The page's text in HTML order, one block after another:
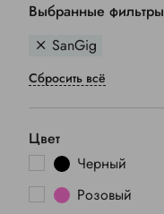
Выбранные фильтры
SanGig
Сбросить всё
Цвет
Черный
Розовый